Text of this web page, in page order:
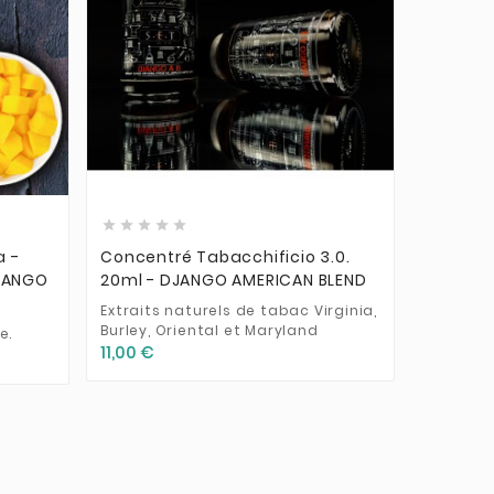
-
  
    
Concentré Tabacchificio 3.0.
20ml - DJANGO AMERICAN BLEND
Extraits naturels de tabac Virginia,
Burley, Oriental et Maryland
11,00 €